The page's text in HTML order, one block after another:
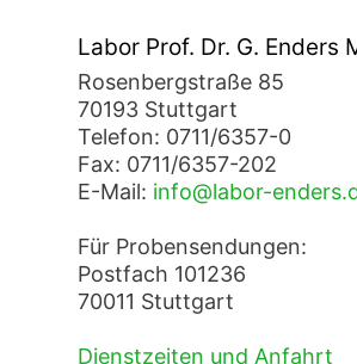
Labor Prof. Dr. G. Enders
Rosenbergstraße 85
70193 Stuttgart
Telefon: 0711/6357-0
Fax: 0711/6357-202
E-Mail: info@labor-
Für Probensendungen:
Postfach 101236
70011 Stuttgart
Dienstzeiten und Anfahrt